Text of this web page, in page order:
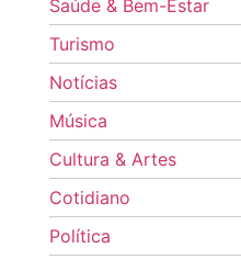
Saúde & Bem-Estar
Turismo
Notícias
Música
Cultura & Artes
Cotidiano
Política